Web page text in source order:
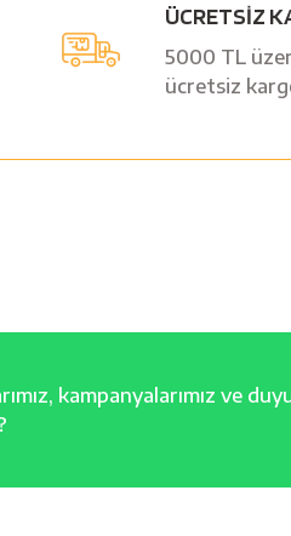
ÜCRETSİZ
5000 TL
ücretsiz
kampanyalarımız ve